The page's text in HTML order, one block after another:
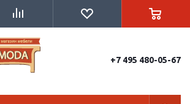
+7 495 480-05-67